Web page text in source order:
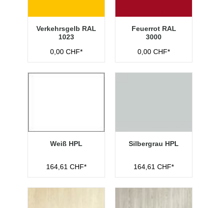
Verkehrsgelb RAL
1023
0,00 CHF*
Feuerrot RAL
3000
0,00 CHF*
Weiß HPL
164,61 CHF*
Silbergrau HPL
164,61 CHF*